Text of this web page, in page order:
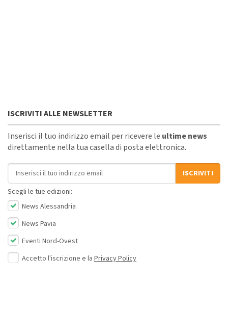
ISCRIVITI ALLE NEWSLETTER
Inserisci il tuo indirizzo email per ricevere le ultime news
direttamente nella tua casella di posta elettronica.
Indirizzo email
ISCRIVITI
Scegli le tue edizioni:
News Alessandria
News Pavia
Eventi Nord-Ovest
Accetto l'iscrizione e la Privacy Policy